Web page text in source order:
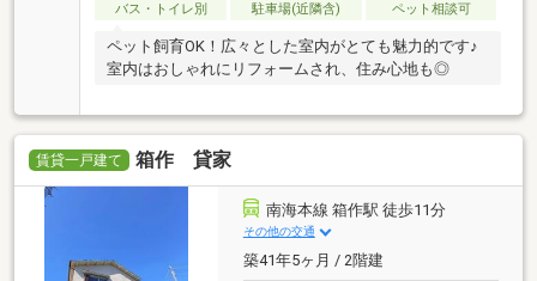
バス・トイレ別
駐車場(近隣含) ペット相談可
ペット飼育OK！広々とした室内がとても魅力的です♪
室内はおしゃれにリフォームされ、住み心地も◎
賃貸一戸建て 箱作 貸家
南海本線 箱作駅 徒歩11分
その他の交通
築41年5ヶ月 / 2階建